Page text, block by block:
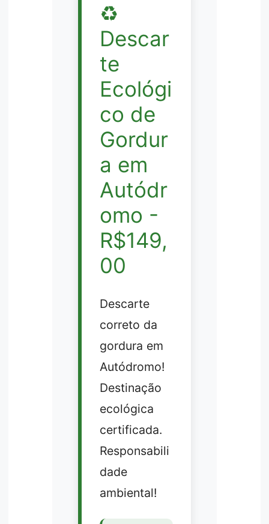
♻️
Descar
te
Ecológi
co de
Gordur
a em
Autódr
omo -
R$149,
00
Descarte
correto da
gordura em
Autódromo!
Destinação
ecológica
certificada.
Responsabili
dade
ambiental!